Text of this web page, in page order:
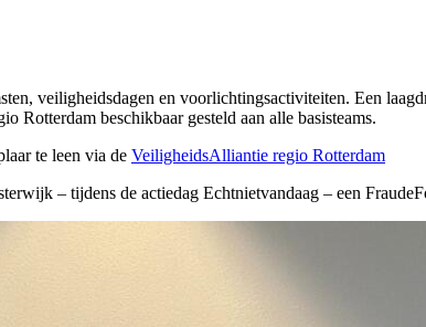
veiligheidsdagen en voorlichtingsactiviteiten. Een
Rotterdam beschikbaar gesteld aan alle basisteams.
te leen via de VeiligheidsAlliantie regio Rotterdam
– tijdens de actiedag Echtnietvandaag – een